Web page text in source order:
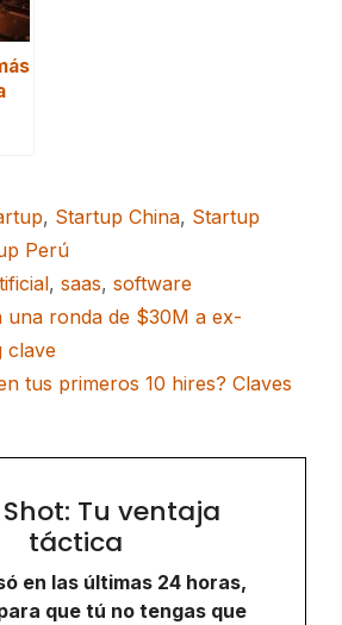
, Startup China, Startup
Perú
, saas, software
una ronda de $30M a ex-
clave
tus primeros 10 hires? Claves
Tu ventaja
táctica
en las últimas 24 horas,
que tú no tengas que